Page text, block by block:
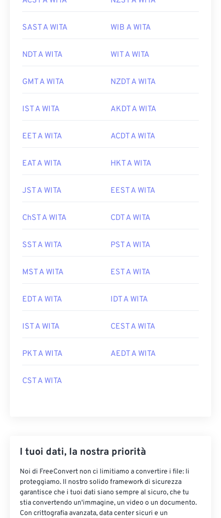
SAST A WITA WIB A WITA
NDT A WITA WIT A WITA
GMT A WITA NZDT A WITA
IST A WITA AKDT A WITA
EET A WITA ACDT A WITA
EAT A WITA HKT A WITA
JST A WITA EEST A WITA
ChST A WITA CDT A WITA
SST A WITA PST A WITA
MST A WITA EST A WITA
EDT A WITA IDT A WITA
IST A WITA CEST A WITA
PKT A WITA AEDT A WITA
CST A WITA
I tuoi dati, la nostra priorità
Noi di FreeConvert non ci limitiamo a convertire i file: li
proteggiamo. Il nostro solido framework di sicurezza
garantisce che i tuoi dati siano sempre al sicuro, che tu
stia convertendo un'immagine, un video o un documento.
Con crittografia avanzata, data center sicuri e un